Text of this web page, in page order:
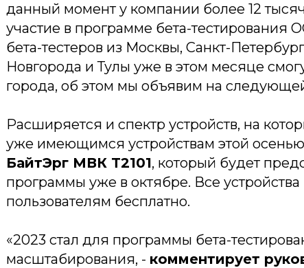
данный момент у компании более 12
участие в программе бета-тестирования
бета-тестеров из Москвы, Санкт-
Новгорода и Тулы уже в этом месяце
города, об этом мы объявим на
Расширяется и спектр устройств, на
уже имеющимся устройствам этой
БайтЭрг МВК T2101, который будет
программы уже в октябре. Все
пользователям бесплатно.
«2023 стал для программы бета-
масштабирования, - комментирует